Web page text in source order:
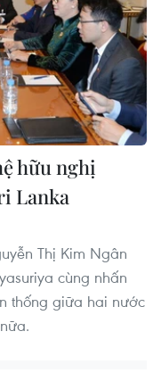
hữu nghị
Lanka
Thị Kim Ngân
cùng nhấn
thống giữa hai nước